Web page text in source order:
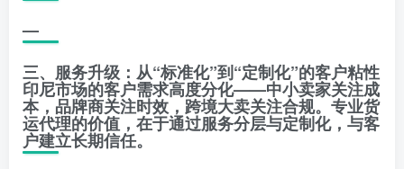
—
三、服务升级：从“标准化”到“定制化”的客户粘性
印尼市场的客户需求高度分化——中小卖家关注成
本，品牌商关注时效，跨境大卖关注合规。专业货
运代理的价值，在于通过服务分层与定制化，与客
户建立长期信任。